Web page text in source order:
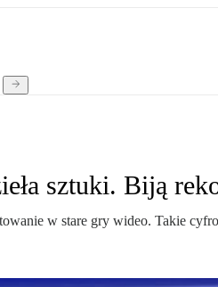
sztuki. Biją
w stare gry wideo. Takie